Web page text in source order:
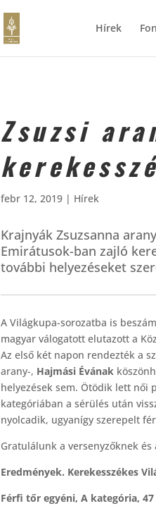
Hírek
Zsuzsi
febr 12, 2019 | Hírek
Krajnyák Zsuzsanna
Emirátusok-ban zajló
további helyezéseket
A Világkupa-sorozatba is
magyar válogatott elutazott a
Az első két napon rendezték a
arany-, Hajmási Évának
helyezések sem. Ötödik lett női
kategóriában a sérülés után
nyolcadik, ugyanígy szerepelt
Gratulálunk a versenyzőknek és
Eredmények. Kerekesszékes
Férfi tőr egyéni, A kategória,